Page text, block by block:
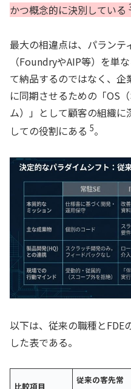
かつ概念的に決別している
最大の相違点は、パランテ
（FoundryやAIP等）を単
て納品するのではなく、
に同期させるための「OS
ム）」として顧客の組織に
しての役割にある 5。
以下は、従来の職種とFDE
した表である。
比較項目
従来の客先常